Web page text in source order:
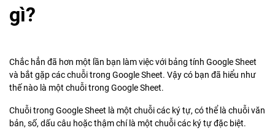
gì?
Chắc hẳn đã hơn một lần bạn làm việc với bảng tính Google Sheet
và bắt gặp các chuỗi trong Google Sheet. Vậy có bạn đã hiểu như
thế nào là một chuỗi trong Google Sheet.
Chuỗi trong Google Sheet là một chuỗi các ký tự, có thể là chuỗi văn
bản, số, dấu câu hoặc thậm chí là một chuỗi các ký tự đặc biệt.